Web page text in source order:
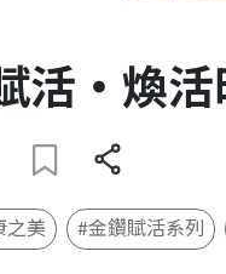
活・煥
之美 #金鑽賦活系列